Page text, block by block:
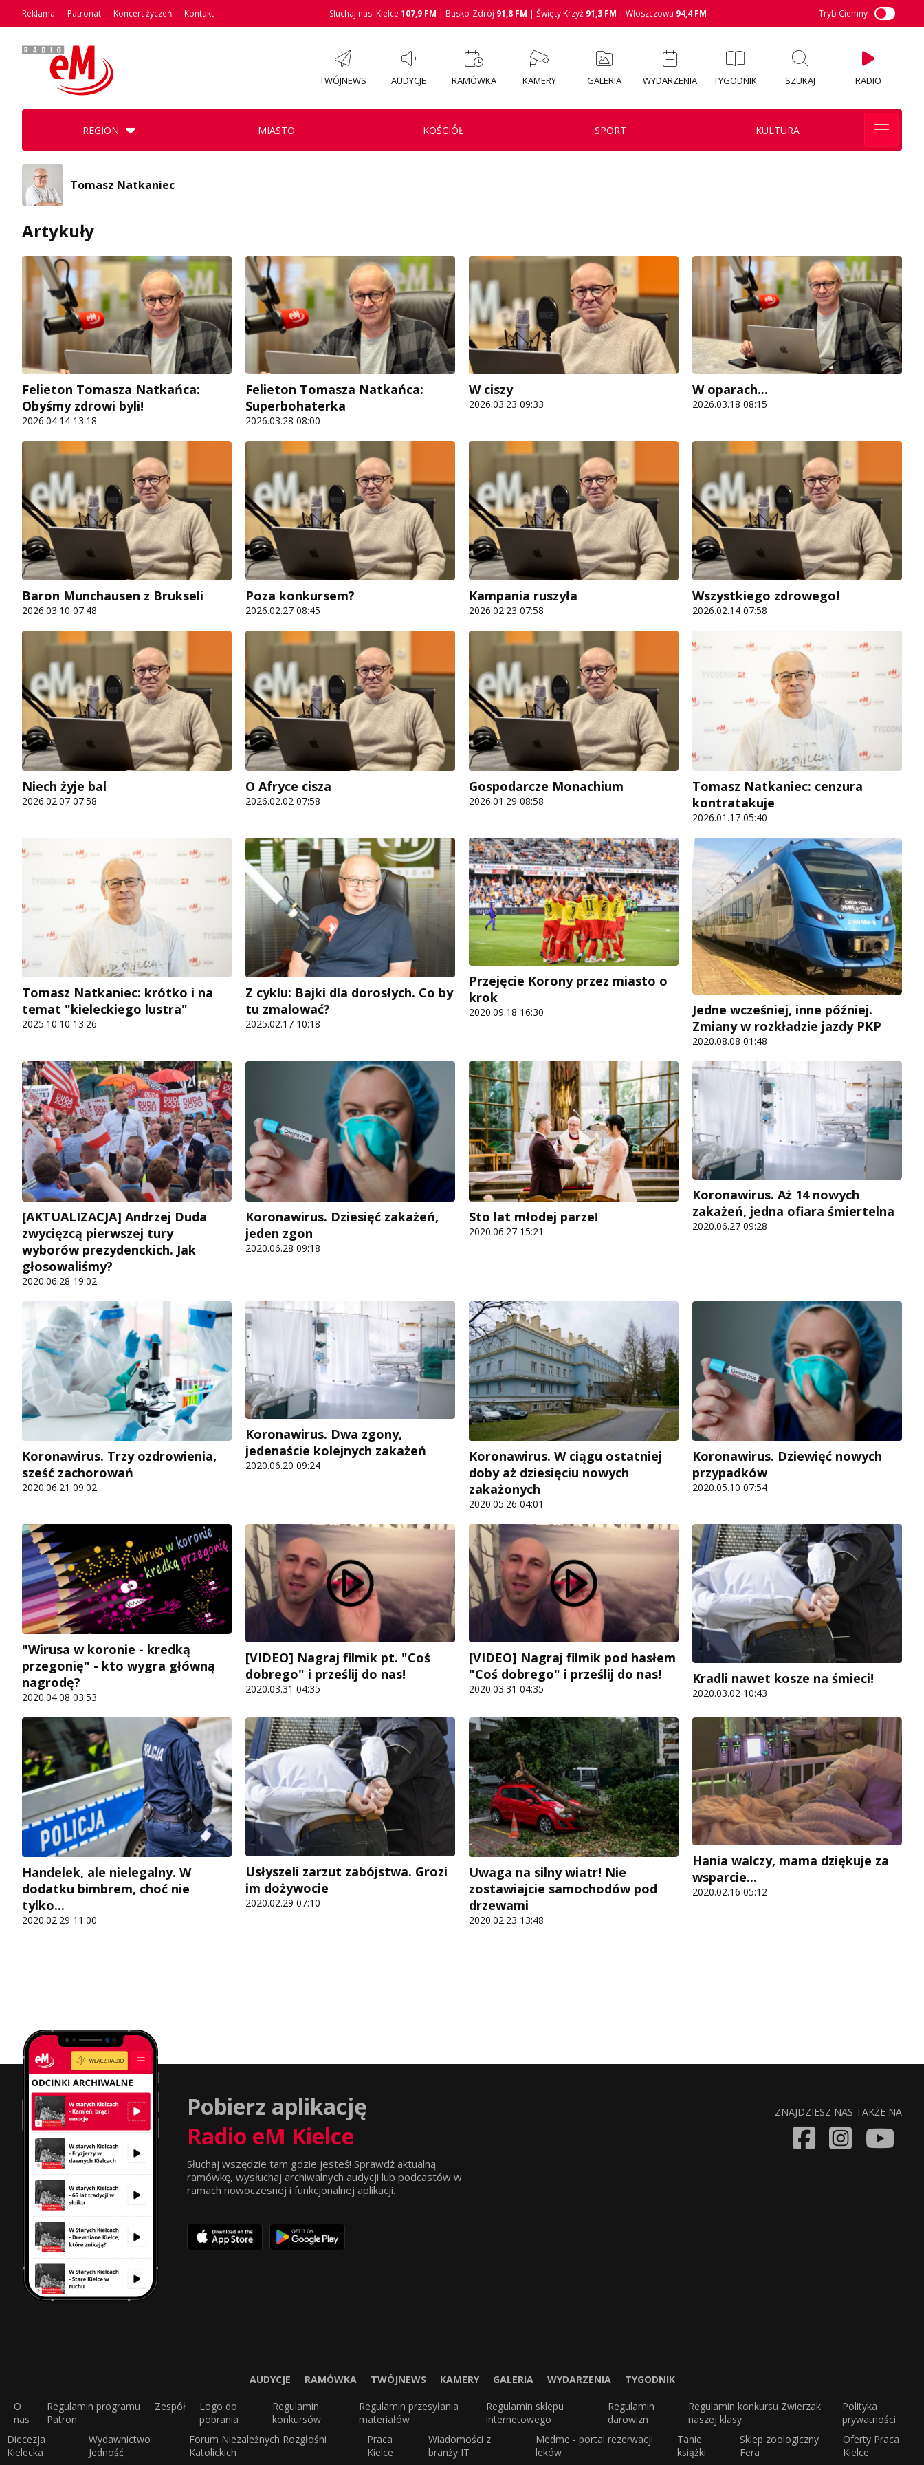
Reklama Patronat Koncert życzeń Kontakt Słuchaj nas: Kielce 107,9 FM | Busko-Zdrój 91,8 FM | Święty Krzyż 91,3 FM | Włoszczowa 94,4 FM Tryb Ciemny
TWÓJNEWS AUDYCJE RAMÓWKA KAMERY GALERIA WYDARZENIA TYGODNIK SZUKAJ RADIO
REGION MIASTO KOŚCIÓŁ SPORT KULTURA
Tomasz Natkaniec
Artykuły
Felieton Tomasza Natkańca:
Obyśmy zdrowi byli!
2026.04.14 13:18
Felieton Tomasza Natkańca:
Superbohaterka
2026.03.28 08:00
W ciszy
2026.03.23 09:33
W oparach...
2026.03.18 08:15
Baron Munchausen z Brukseli
2026.03.10 07:48
Poza konkursem?
2026.02.27 08:45
Kampania ruszyła
2026.02.23 07:58
Wszystkiego zdrowego!
2026.02.14 07:58
Niech żyje bal
2026.02.07 07:58
O Afryce cisza
2026.02.02 07:58
Gospodarcze Monachium
2026.01.29 08:58
Tomasz Natkaniec: cenzura
kontratakuje
2026.01.17 05:40
Tomasz Natkaniec: krótko i na
temat "kieleckiego lustra"
2025.10.10 13:26
Z cyklu: Bajki dla dorosłych. Co by
tu zmalować?
2025.02.17 10:18
Przejęcie Korony przez miasto o
krok
2020.09.18 16:30
Jedne wcześniej, inne później.
Zmiany w rozkładzie jazdy PKP
2020.08.08 01:48
[AKTUALIZACJA] Andrzej Duda
zwycięzcą pierwszej tury
wyborów prezydenckich. Jak
głosowaliśmy?
2020.06.28 19:02
Koronawirus. Dziesięć zakażeń,
jeden zgon
2020.06.28 09:18
Sto lat młodej parze!
2020.06.27 15:21
Koronawirus. Aż 14 nowych
zakażeń, jedna ofiara śmiertelna
2020.06.27 09:28
Koronawirus. Trzy ozdrowienia,
sześć zachorowań
2020.06.21 09:02
Koronawirus. Dwa zgony,
jedenaście kolejnych zakażeń
2020.06.20 09:24
Koronawirus. W ciągu ostatniej
doby aż dziesięciu nowych
zakażonych
2020.05.26 04:01
Koronawirus. Dziewięć nowych
przypadków
2020.05.10 07:54
"Wirusa w koronie - kredką
przegonię" - kto wygra główną
nagrodę?
2020.04.08 03:53
[VIDEO] Nagraj filmik pt. "Coś
dobrego" i prześlij do nas!
2020.03.31 04:35
[VIDEO] Nagraj filmik pod hasłem
"Coś dobrego" i prześlij do nas!
2020.03.31 04:35
Kradli nawet kosze na śmieci!
2020.03.02 10:43
Handelek, ale nielegalny. W
dodatku bimbrem, choć nie
tylko...
2020.02.29 11:00
Usłyszeli zarzut zabójstwa. Grozi
im dożywocie
2020.02.29 07:10
Uwaga na silny wiatr! Nie
zostawiajcie samochodów pod
drzewami
2020.02.23 13:48
Hania walczy, mama dziękuje za
wsparcie...
2020.02.16 05:12
Pobierz aplikację
Radio eM Kielce
Słuchaj wszędzie tam gdzie jesteś! Sprawdź aktualną
ramówkę, wysłuchaj archiwalnych audycji lub podcastów w
ramach nowoczesnej i funkcjonalnej aplikacji.
ZNAJDZIESZ NAS TAKŻE NA
AUDYCJE RAMÓWKA TWÓJNEWS KAMERY GALERIA WYDARZENIA TYGODNIK
O
nas
Regulamin programu
Patron
Zespół
Logo do
pobrania
Regulamin
konkursów
Regulamin przesyłania
materiałów
Regulamin sklepu
internetowego
Regulamin
darowizn
Regulamin konkursu Zwierzak
naszej klasy
Polityka
prywatności
Diecezja
Kielecka
Wydawnictwo
Jedność
Forum Niezależnych Rozgłośni
Katolickich
Praca
Kielce
Wiadomości z
branży IT
Medme - portal rezerwacji
leków
Tanie
książki
Sklep zoologiczny
Fera
Oferty Praca
Kielce